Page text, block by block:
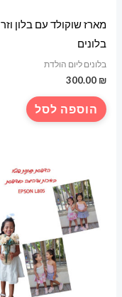
מארז שוקולד עם בלון וזר
בלונים
בלונים ליום הולדת
300.00 ₪
הוספה לסל